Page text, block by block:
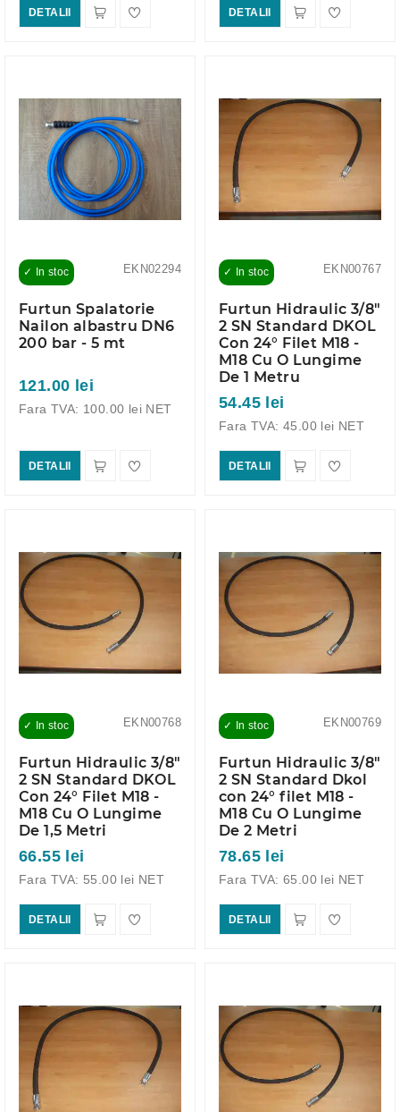
DETALII DETALII
EKN02294
✓ In stoc
Furtun Spalatorie
Nailon albastru DN6
200 bar - 5 mt
121.00 lei
Fara TVA: 100.00 lei NET
DETALII
EKN00767
✓ In stoc
Furtun Hidraulic 3/8"
2 SN Standard DKOL
Con 24° Filet M18 -
M18 Cu O Lungime
De 1 Metru
54.45 lei
Fara TVA: 45.00 lei NET
DETALII
EKN00768
✓ In stoc
Furtun Hidraulic 3/8"
2 SN Standard DKOL
Con 24° Filet M18 -
M18 Cu O Lungime
De 1,5 Metri
66.55 lei
Fara TVA: 55.00 lei NET
DETALII
EKN00769
✓ In stoc
Furtun Hidraulic 3/8"
2 SN Standard Dkol
con 24° filet M18 -
M18 Cu O Lungime
De 2 Metri
78.65 lei
Fara TVA: 65.00 lei NET
DETALII